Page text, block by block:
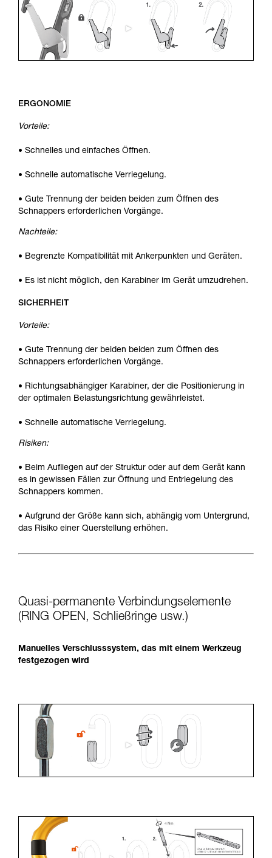
ERGONOMIE
Vorteile:
• Schnelles und einfaches Öffnen.
• Schnelle automatische Verriegelung.
• Gute Trennung der beiden beiden zum Öffnen des
Schnappers erforderlichen Vorgänge.
Nachteile:
• Begrenzte Kompatibilität mit Ankerpunkten und Geräten.
• Es ist nicht möglich, den Karabiner im Gerät umzudrehen.
SICHERHEIT
Vorteile:
• Gute Trennung der beiden beiden zum Öffnen des
Schnappers erforderlichen Vorgänge.
• Richtungsabhängiger Karabiner, der die Positionierung in
der optimalen Belastungsrichtung gewährleistet.
• Schnelle automatische Verriegelung.
Risiken:
• Beim Aufliegen auf der Struktur oder auf dem Gerät kann
es in gewissen Fällen zur Öffnung und Entriegelung des
Schnappers kommen.
• Aufgrund der Größe kann sich, abhängig vom Untergrund,
das Risiko einer Querstellung erhöhen.
Quasi-permanente Verbindungselemente
(RING OPEN, Schließringe usw.)
Manuelles Verschlusssystem, das mit einem Werkzeug
festgezogen wird